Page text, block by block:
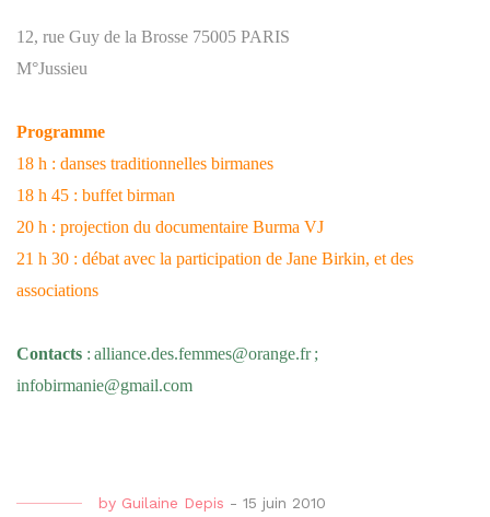
12, rue Guy de la Brosse 75005 PARIS
M°Jussieu
Programme
18 h : danses traditionnelles birmanes
18 h 45 : buffet birman
20 h : projection du documentaire Burma VJ
21 h 30 : débat avec la participation de Jane Birkin, et des
associations
Contacts : alliance.des.femmes@orange.fr ;
infobirmanie@gmail.com
by Guilaine Depis - 15 juin 2010